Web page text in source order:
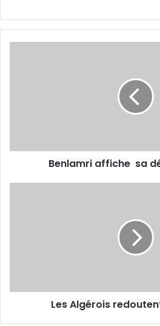
Benlamri affiche sa
Les Algérois